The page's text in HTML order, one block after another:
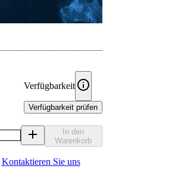
Verfügbarkeit
Verfügbarkeit prüfen
In den
Warenkorb
Kontaktieren Sie uns